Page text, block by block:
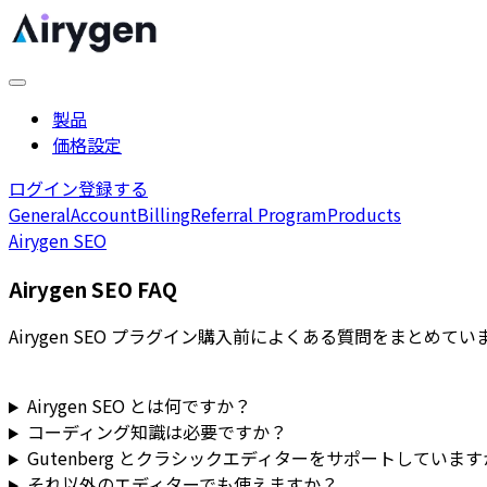
製品
価格設定
ログイン登録する
GeneralAccountBillingReferral ProgramProducts
Airygen SEO
Airygen SEO FAQ
Airygen SEO プラグイン購入前によくある質問をまとめていま
Airygen SEO とは何ですか？
コーディング知識は必要ですか？
Gutenberg とクラシックエディターをサポートしています